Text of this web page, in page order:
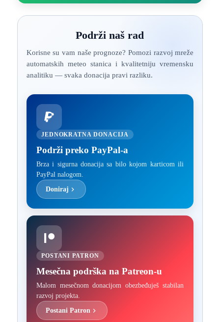
Podrži naš rad
Korisne su vam naše prognoze? Pomozi razvoj mreže
automatskih meteo stanica i kvalitetniju vremensku
analitiku — svaka donacija pravi razliku.
JEDNOKRATNA DONACIJA
Podrži preko PayPal-a
Brza i sigurna donacija sa bilo kojom karticom ili
PayPal nalogom.
Doniraj
POSTANI PATRON
Mesečna podrška na Patreon-u
Malom mesečnom donacijom obezbeđuješ stabilan
razvoj projekta.
Postani Patron